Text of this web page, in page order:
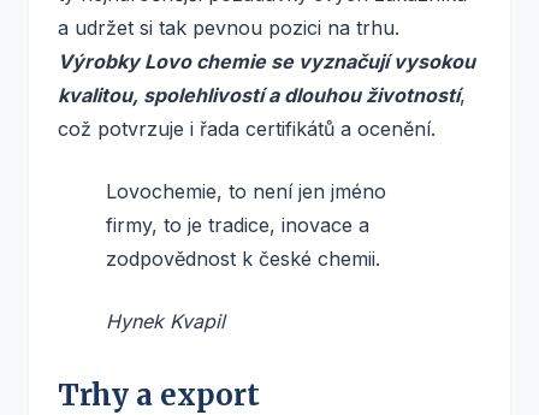
a udržet si tak pevnou pozici na trhu.
Výrobky Lovo chemie se vyznačují vysokou
kvalitou, spolehlivostí a dlouhou životností,
což potvrzuje i řada certifikátů a ocenění.
Lovochemie, to není jen jméno
firmy, to je tradice, inovace a
zodpovědnost k české chemii.
Hynek Kvapil
Trhy a export